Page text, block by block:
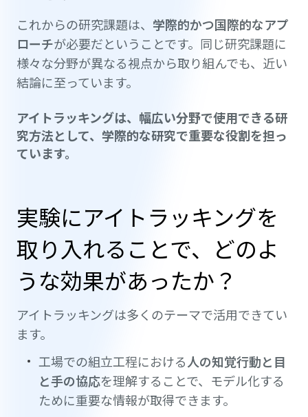
これからの研究課題は、 学際的かつ国際的なアプ
ローチが必要だということです。同じ研究課題に
様々な分野が異なる視点から取り組んでも、近い
結論に至っています。
アイトラッキングは、幅広い分野で使用できる研
究方法として、学際的な研究で重要な役割を担っ
ています。
実験にアイトラッキングを
取り入れることで、どのよ
うな効果があったか？
アイトラッキングは多くのテーマで活用できてい
ます。
工場での組立工程における人の知覚行動と目
と手の協応を理解することで、モデル化する
ために重要な情報が取得できます。